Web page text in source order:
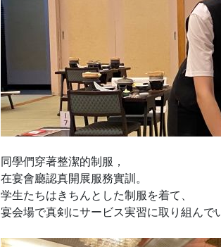
同學們穿著整潔的制服，
在宴會廳認真開展服務實訓。
学生たちはきちんとした制服を着て、
宴会場で真剣にサービス実習に取り組んで